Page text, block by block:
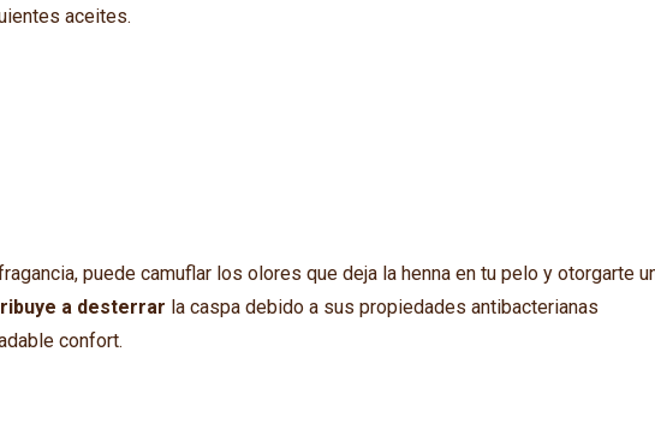
aceites.
puede camuflar los olores que deja la henna en tu pelo y otorgarte
a desterrar la caspa debido a sus propiedades antibacterianas
confort.